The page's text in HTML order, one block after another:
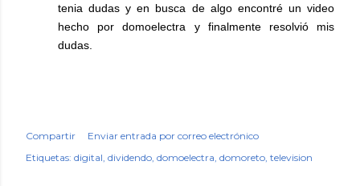
tenia dudas y en busca de algo encontré un video
hecho por domoelectra y finalmente resolvió mis
dudas.
Compartir
Enviar entrada por correo electrónico
Etiquetas: digital dividendo domoelectra domoreto television